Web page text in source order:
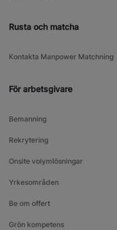
Rusta och matcha
Kontakta Manpower Matchning
För arbetsgivare
Bemanning
Rekrytering
Onsite volymlösningar
Yrkesområden
Be om offert
Grön kompetens